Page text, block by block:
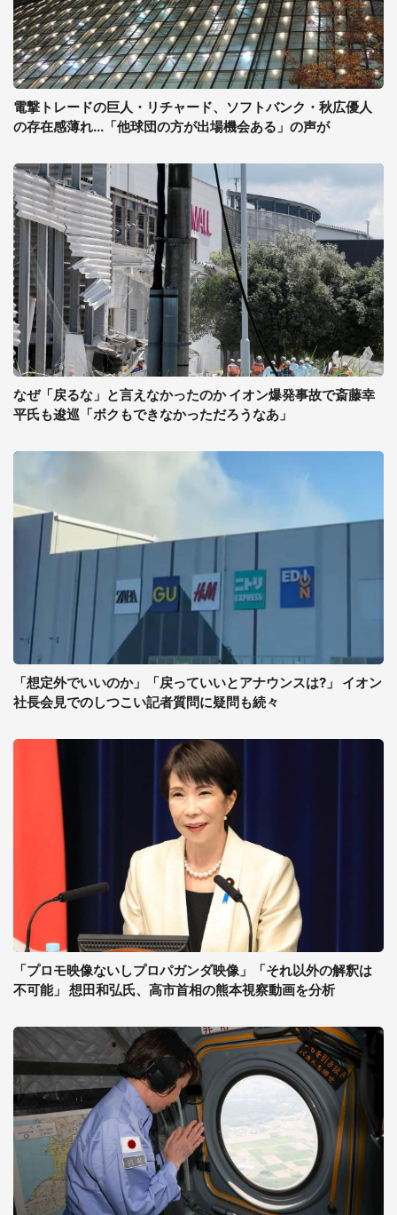
電撃トレードの巨人・リチャード、ソフトバンク・秋広優人
の存在感薄れ...「他球団の方が出場機会ある」の声が
なぜ「戻るな」と言えなかったのか イオン爆発事故で斎藤幸
平氏も逡巡「ボクもできなかっただろうなあ」
「想定外でいいのか」「戻っていいとアナウンスは?」 イオン
社長会見でのしつこい記者質問に疑問も続々
「プロモ映像ないしプロパガンダ映像」「それ以外の解釈は
不可能」 想田和弘氏、高市首相の熊本視察動画を分析